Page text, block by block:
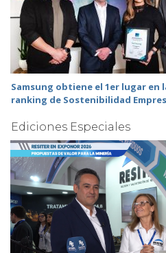
Samsung obtiene el 1er lugar
ranking de Sostenibilidad
Ediciones Especiales